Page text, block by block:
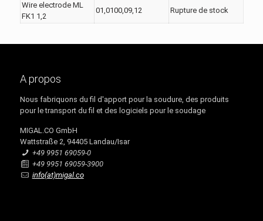
Wire electrode ML
FK1 1,2
01,0100,09,12 Rupture de stock
A propos
Nous fabriquons du fil d'apport pour la soudure, des produits
pour le transport du fil et des logiciels pour le soudage
MIGAL.CO GmbH
Wattstraße 2, 94405 Landau/Isar
+49 9951 69059-0
+49 9951 69059-3900
info(at)migal.co